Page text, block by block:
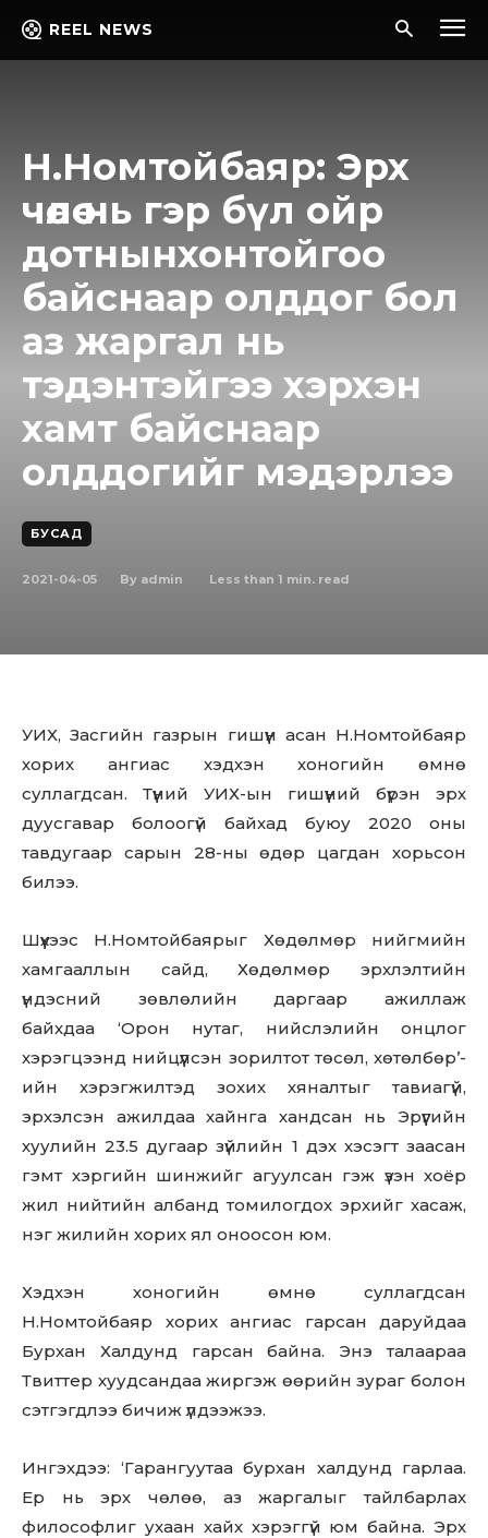
REEL NEWS
Н.Номтойбаяр: Эрх
чөлөө нь гэр бүл ойр
дотнынхонтойгоо
байснаар олддог бол
аз жаргал нь
тэдэнтэйгээ хэрхэн
хамт байснаар
олддогийг мэдэрлээ
БУСАД
2021-04-05 By admin Less than 1 min. read
УИХ, Засгийн газрын гишүүн асан Н.Номтойбаяр
хорих ангиас хэдхэн хоногийн өмнө
суллагдсан. Түүний УИХ-ын гишүүний бүрэн эрх
дуусгавар болоогүй байхад буюу 2020 оны
тавдугаар сарын 28-ны өдөр цагдан хорьсон
билээ.
Шүүхээс Н.Номтойбаярыг Хөдөлмөр нийгмийн
хамгааллын сайд, Хөдөлмөр эрхлэлтийн
үндэсний зөвлөлийн даргаар ажиллаж
байхдаа ‘Орон нутаг, нийслэлийн онцлог
хэрэгцээнд нийцүүлсэн зорилтот төсөл, хөтөлбөр’-
ийн хэрэгжилтэд зохих хяналтыг тавиагүй,
эрхэлсэн ажилдаа хайнга хандсан нь Эрүүгийн
хуулийн 23.5 дугаар зүйлийн 1 дэх хэсэгт заасан
гэмт хэргийн шинжийг агуулсан гэж үзэн хоёр
жил нийтийн албанд томилогдох эрхийг хасаж,
нэг жилийн хорих ял оноосон юм.
Хэдхэн хоногийн өмнө суллагдсан
Н.Номтойбаяр хорих ангиас гарсан даруйдаа
Бурхан Халдунд гарсан байна. Энэ талаараа
Твиттер хуудсандаа жиргэж өөрийн зураг болон
сэтгэгдлээ бичиж үлдээжээ.
Ингэхдээ: ‘Гарангуутаа бурхан халдунд гарлаа.
Ер нь эрх чөлөө, аз жаргалыг тайлбарлах
философлиг ухаан хайх хэрэггүй юм байна. Эрх